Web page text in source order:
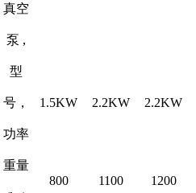
真空
泵 ,
型
号，
功率
1.5KW 2.2KW 2.2KW
重量
800 1100 1200